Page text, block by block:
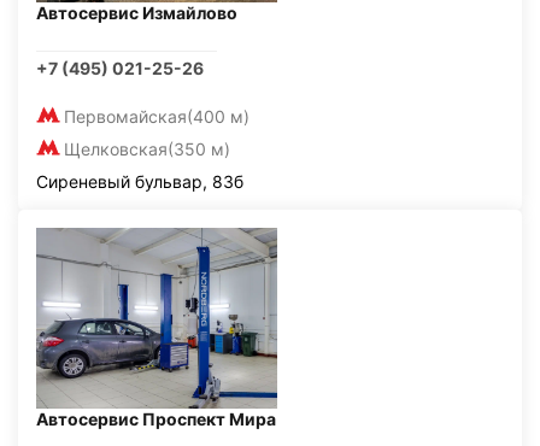
Автосервис Измайлово
+7 (495) 021-25-26
Первомайская(400 м)
Щелковская(350 м)
Сиреневый бульвар, 83б
Автосервис Проспект Мира